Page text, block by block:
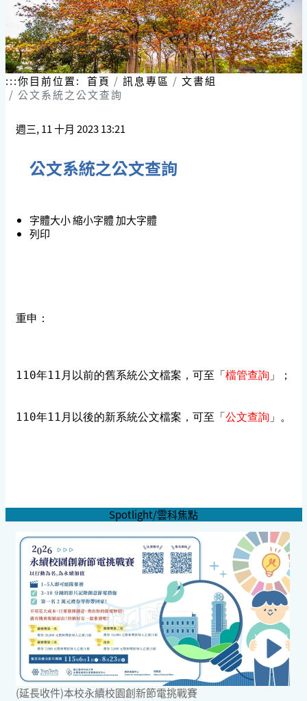
:::你目前位置: 首頁 訊息專區
文書組
公文系統之公文查詢
週三, 11 十月 2023 13:21
公文系統之公文查詢
字體大小縮小字體加大字體
列印
重申：
110年11月以前的舊系統公文檔案，可至「 檔管查詢 」；
110年11月以後的新系統公文檔案，可至「 公文查詢 」。
Spotlight/雲科焦點
(延長收件)本校永續校園創新節電挑戰賽